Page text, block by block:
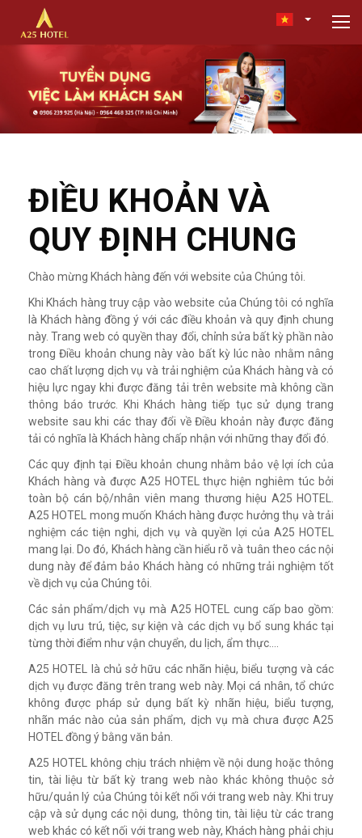
ĐIỀU KHOẢN VÀ
QUY ĐỊNH CHUNG
Chào mừng Khách hàng đến với website của Chúng tôi.
Khi Khách hàng truy cập vào website của Chúng tôi có nghĩa
là Khách hàng đồng ý với các điều khoản và quy định chung
này. Trang web có quyền thay đổi, chỉnh sửa bất kỳ phần nào
trong Điều khoản chung này vào bất kỳ lúc nào nhằm nâng
cao chất lượng dịch vụ và trải nghiệm của Khách hàng và có
hiệu lực ngay khi được đăng tải trên website mà không cần
thông báo trước. Khi Khách hàng tiếp tục sử dụng trang
website sau khi các thay đổi về Điều khoản này được đăng
tải có nghĩa là Khách hàng chấp nhận với những thay đổi đó.
Các quy định tại Điều khoản chung nhằm bảo vệ lợi ích của
Khách hàng và được A25 HOTEL thực hiện nghiêm túc bởi
toàn bộ cán bộ/nhân viên mang thương hiệu A25 HOTEL.
A25 HOTEL mong muốn Khách hàng được hưởng thụ và trải
nghiệm các tiện nghi, dịch vụ và quyền lợi của A25 HOTEL
mang lại. Do đó, Khách hàng cần hiểu rõ và tuân theo các nội
dung này để đảm bảo Khách hàng có những trải nghiệm tốt
về dịch vụ của Chúng tôi.
Các sản phẩm/dịch vụ mà A25 HOTEL cung cấp bao gồm:
dịch vụ lưu trú, tiệc, sự kiện và các dịch vụ bổ sung khác tại
từng thời điểm như vận chuyển, du lịch, ẩm thực....
A25 HOTEL là chủ sở hữu các nhãn hiệu, biểu tượng và các
dịch vụ được đăng trên trang web này. Mọi cá nhân, tổ chức
không được pháp sử dụng bất kỳ nhãn hiệu, biểu tượng,
nhãn mác nào của sản phẩm, dịch vụ mà chưa được A25
HOTEL đồng ý bằng văn bản.
A25 HOTEL không chịu trách nhiệm về nội dung hoặc thông
tin, tài liệu từ bất kỳ trang web nào khác không thuộc sở
hữu/quản lý của Chúng tôi kết nối với trang web này. Khi truy
cập và sử dụng các nội dung, thông tin, tài liệu từ các trang
web khác có kết nối với trang web này, Khách hàng phải chịu